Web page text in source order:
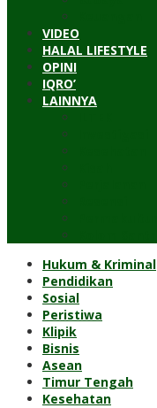
VIDEO
HALAL LIFESTYLE
OPINI
IQRO’
LAINNYA
Hukum & Kriminal
Pendidikan
Sosial
Peristiwa
Klipik
Bisnis
Asean
Timur Tengah
Kesehatan